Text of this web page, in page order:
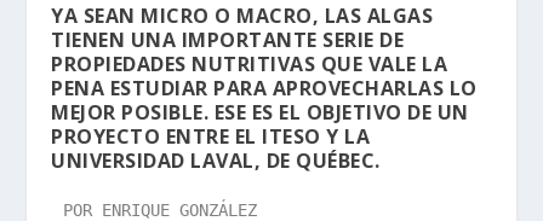
YA SEAN MICRO O MACRO, LAS ALGAS
TIENEN UNA IMPORTANTE SERIE DE
PROPIEDADES NUTRITIVAS QUE VALE LA
PENA ESTUDIAR PARA APROVECHARLAS LO
MEJOR POSIBLE. ESE ES EL OBJETIVO DE UN
PROYECTO ENTRE EL ITESO Y LA
UNIVERSIDAD LAVAL, DE QUÉBEC.
POR ENRIQUE GONZÁLEZ